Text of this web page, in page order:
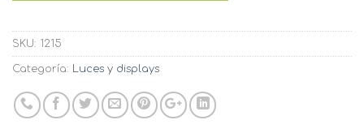
SKU: 1215
Categoría: Luces y displays